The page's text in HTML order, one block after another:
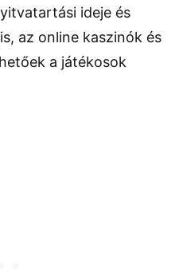
ideje és
az online kaszinók és
a játékosok